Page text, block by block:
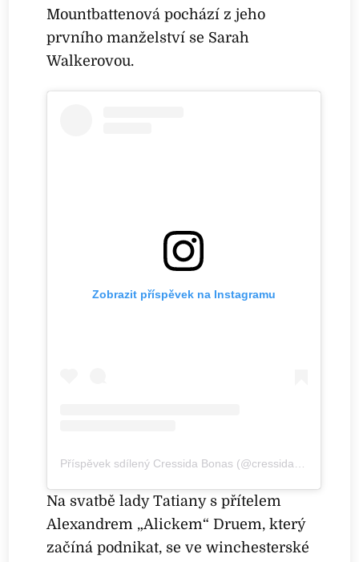
Mountbattenová pochází z jeho
prvního manželství se Sarah
Walkerovou.
Zobrazit příspěvek na Instagramu
Na svatbě lady Tatiany s přítelem
Alexandrem „Alickem“ Druem, který
začíná podnikat, se ve winchesterské